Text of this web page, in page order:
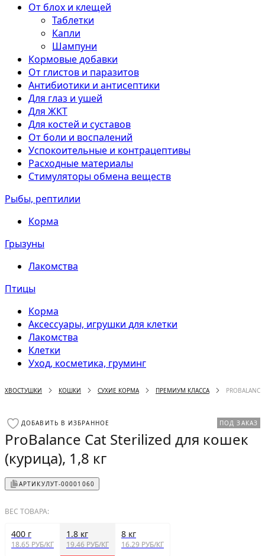
От блох и клещей
Таблетки
Капли
Шампуни
Кормовые добавки
От глистов и паразитов
Антибиотики и антисептики
Для глаз и ушей
Для ЖКТ
Для костей и суставов
От боли и воспалений
Успокоительные и контрацептивы
Расходные материалы
Стимуляторы обмена веществ
Рыбы, рептилии
Корма
Грызуны
Лакомства
Птицы
Корма
Аксессуары, игрушки для клетки
Лакомства
Клетки
Уход, косметика, груминг
ХВОСТУШКИ КОШКИ СУХИЕ КОРМА ПРЕМИУМ КЛАССА
ДОБАВИТЬ В ИЗБРАННОЕ ПОД ЗАКАЗ
ProBalance Cat Sterilized для кошек
(курица), 1,8 кг
АРТИКУЛУТ-00001060
ВЕС ТОВАРА:
400 г
18.65 РУБ/КГ
1.8 кг
19.46 РУБ/КГ
8 кг
16.29 РУБ/КГ